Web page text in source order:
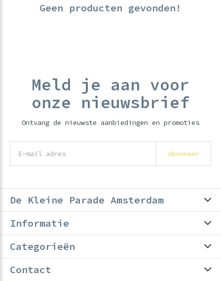
Geen producten gevonden!
Meld je aan voor
onze nieuwsbrief
Ontvang de nieuwste aanbiedingen en promoties
Abonneer
De Kleine Parade Amsterdam
Informatie
Categorieën
Contact